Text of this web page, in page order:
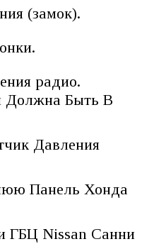
(замок).
радио.
Должна Быть В
Давления
Панель Хонда
ГБЦ Nissan Санни